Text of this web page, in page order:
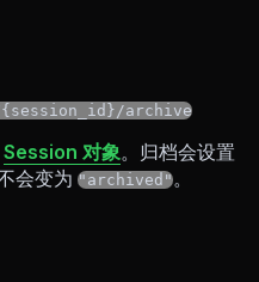
archive
Session 对象。归档会设置
会变为 "archived"。